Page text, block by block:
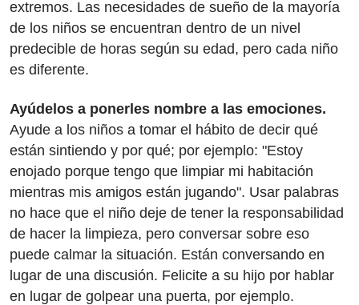
extremos. Las necesidades de sueño de la mayoría
de los niños se encuentran dentro de un nivel
predecible de horas según su edad, pero cada niño
es diferente.
Ayúdelos a ponerles nombre a las emociones.
Ayude a los niños a tomar el hábito de decir qué
están sintiendo y por qué; por ejemplo: "Estoy
enojado porque tengo que limpiar mi habitación
mientras mis amigos están jugando". Usar palabras
no hace que el niño deje de tener la responsabilidad
de hacer la limpieza, pero conversar sobre eso
puede calmar la situación. Están conversando en
lugar de una discusión. Felicite a su hijo por hablar
en lugar de golpear una puerta, por ejemplo.